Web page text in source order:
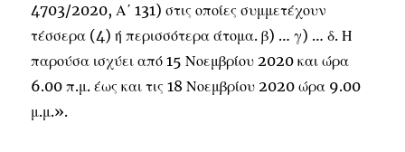
4703/2020, Α΄ 131) στις οποίες συμμετέχουν
τέσσερα (4) ή περισσότερα άτομα. β) … γ) … δ. Η
παρούσα ισχύει από 15 Νοεμβρίου 2020 και ώρα
6.00 π.μ. έως και τις 18 Νοεμβρίου 2020 ώρα 9.00
μ.μ.».